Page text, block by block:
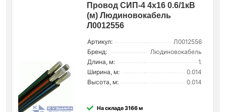
Провод СИП-4 4х16 0.6/1кВ
(м) Людиновокабель
Л0012556
Артикул:
Л0012556
Бренд:
Людиновокабель
Длина, м:
1.
Ширина, м:
0.014
Высота, м:
0.014
На складе 3166 м